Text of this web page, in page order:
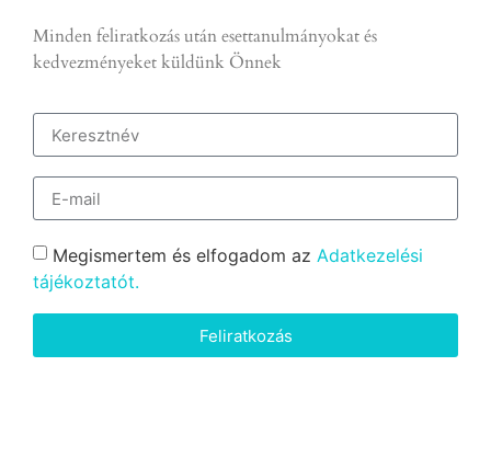
Minden feliratkozás után esettanulmányokat és
kedvezményeket küldünk Önnek
Megismertem és elfogadom az Adatkezelési
tájékoztatót.
Feliratkozás